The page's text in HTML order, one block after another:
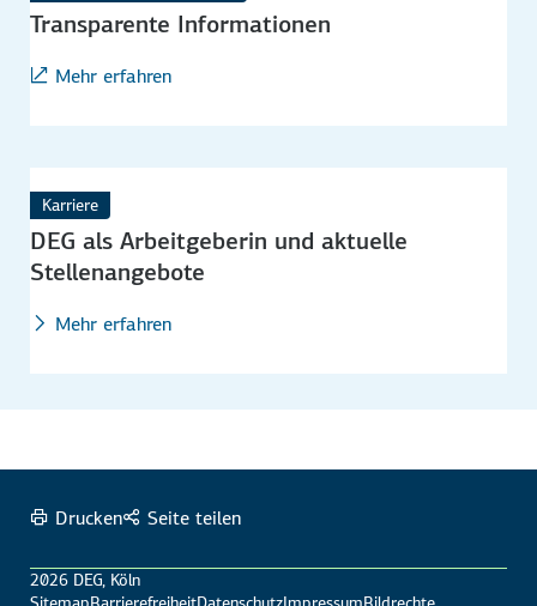
Transparente Informationen
Mehr erfahren
Karriere
DEG als Arbeitgeberin und aktuelle
Stellenangebote
Mehr erfahren
Drucken Seite teilen
2026 DEG, Köln